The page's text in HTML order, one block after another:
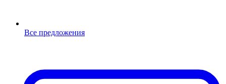
Все предложения